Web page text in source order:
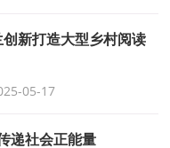
新打造大型乡村阅读
05-17
递社会正能量